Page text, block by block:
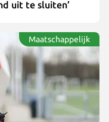
uit te sluiten’
Maatschappelijk